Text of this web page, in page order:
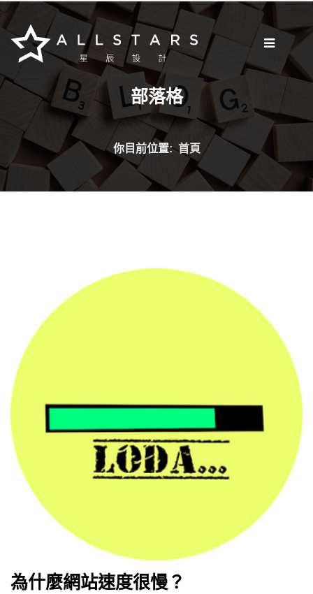
部落格
你目前位置:首頁
為什麼網站速度很慢？
[我想要做網站]
部落格
網站開發
網路新知
網站小知識